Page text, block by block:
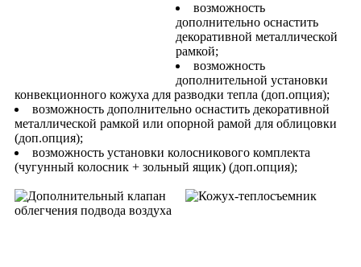
возможность
дополнительно оснастить
декоративной металлической
рамкой;
возможность
дополнительной установки
конвекционного кожуха для разводки тепла (доп.опция);
возможность дополнительно оснастить декоративной
металлической рамкой или опорной рамой для облицовки
(доп.опция);
возможность установки колосникового комплекта
(чугунный колосник + зольный ящик) (доп.опция);